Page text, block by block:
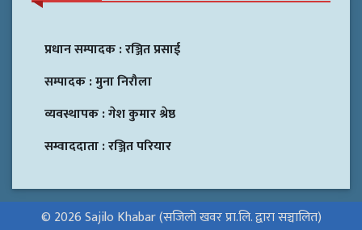
प्रधान सम्पादक :रञ्जित प्रसाई
सम्पादक :मुना निरौला
व्यवस्थापक :गेश कुमार श्रेष्ठ
सम्वाददाता :रञ्जित परियार
© 2026 Sajilo Khabar (सजिलो खवर प्रा.लि. द्वारा सञ्चालित)